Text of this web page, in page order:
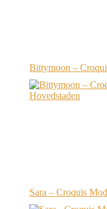
Bittymoon –
Sara – Croquis